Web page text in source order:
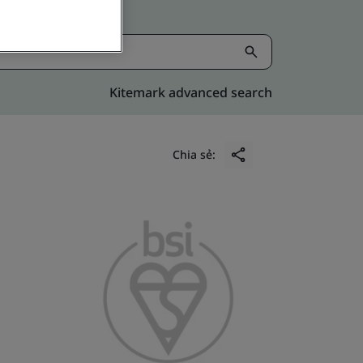
Kitemark advanced search
Chia sẻ: